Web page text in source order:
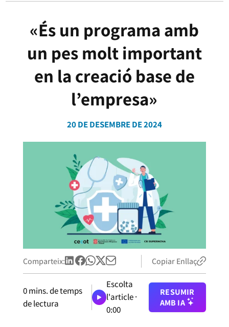
«És un programa amb
un pes molt important
en la creació base de
l’empresa»
20 DE DESEMBRE DE 2024
Comparteix: Copiar Enllaç
0mins. de temps
de lectura
Escolta
l'article ·
0:00
RESUMIR
AMB IA